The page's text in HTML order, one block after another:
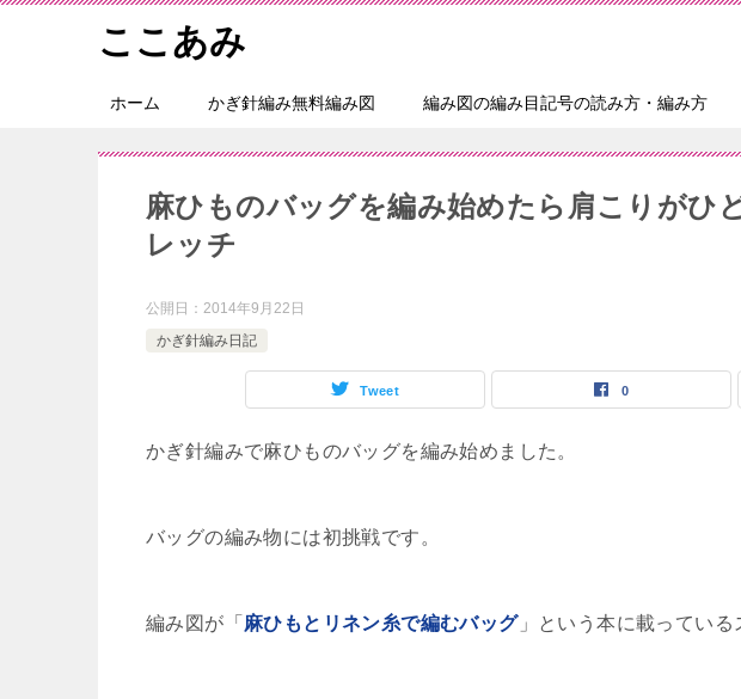
ここあみ
ホーム かぎ針編み無料編み図 編み図の編み目記号の読み方・編み方
麻ひものバッグを編み始めたら肩こりがひ
レッチ
公開日： 2014年9月22日
かぎ針編み日記
Tweet 0
かぎ針編みで麻ひものバッグを編み始めました。
バッグの編み物には初挑戦です。
編み図が「 麻ひもとリネン糸で編むバッグ」という本に載っている